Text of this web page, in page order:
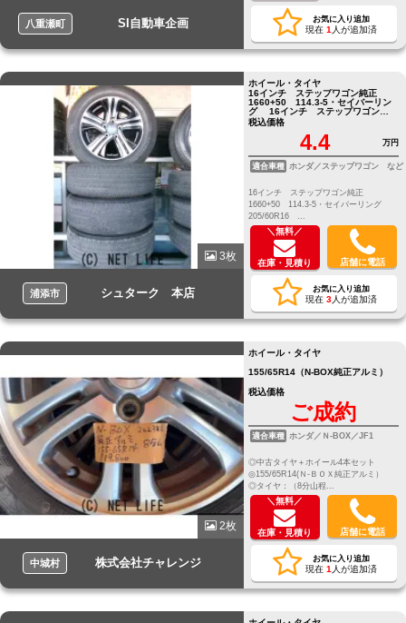
八重瀬町 SI自動車企画 お気に入り追加
現在 1 人が追加済
3枚
浦添市 シュターク 本店
ホイール・タイヤ
16インチ ステップワゴン純正
1660+50 114.3-5・セイバーリン
グ 16インチ ステップワゴン純
正 1660+50 114.3-5・セイバー
リング 205/60R16
税込価格
4.4 万円
適合車種 ホンダ／ステップワゴン など
16インチ ステップワゴン純正
1660+50 114.3-5・セイバーリング
205/60R16 ...
＼無料／
在庫・見積り 店舗に電話
お気に入り追加
現在 3人が追加済
2枚
中城村 株式会社チャレンジ
ホイール・タイヤ
155/65R14（N-BOX純正アルミ）
税込価格
ご成約
適合車種 ホンダ／Ｎ-BOX／JF1
◎中古タイヤ＋ホイール4本セット
◎155/65R14(Ｎ-ＢＯＸ純正アルミ）
◎タイヤ：（8分山程...
＼無料／
在庫・見積り 店舗に電話
お気に入り追加
現在 1 人が追加済